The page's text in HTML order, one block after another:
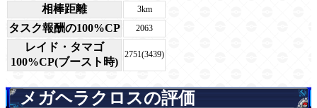
相棒距離 3km
タスク報酬の100%CP 2063
レイド・タマゴ
100%CP(ブースト時)
2751(3439)
メガヘラクロスの評価